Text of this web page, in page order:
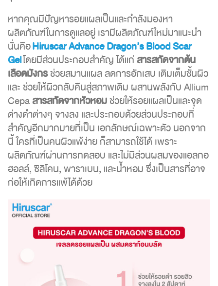
หากคุณมีปัญหารอยแผลเป็นและกำลังมองหา
ผลิตภัณฑ์ในการดูแลอยู่ เรามีผลิตภัณฑ์ใหม่มาแนะนำ
นั่นคือHiruscar Advance Dragon’s Blood Scar
Gelโดยมีส่วนประกอบสำคัญ ได้แก่สารสกัดจากต้น
เลือดมังกรช่วยสมานแผล ลดการอักเสบ เติมเต็มชั้นผิว
และ ช่วยให้ผิวกลับคืนสู่สภาพเดิม ผสานพลังกับ Allium
Cepaสารสกัดจากหัวหอมช่วยให้รอยแผลเป็นและจุด
ด่างดำต่างๆ จางลง และประกอบด้วยส่วนประกอบที่
สำคัญอีกมากมายที่เป็น เอกลักษณ์เฉพาะตัว นอกจาก
นี้ ใครที่เป็นคนผิวแพ้ง่าย ก็สามารถใช้ได้ เพราะ
ผลิตภัณฑ์ผ่านการทดสอบ และไม่มีส่วนผสมของแอลกอ
ฮอลล์, ซิลิโคน, พาราเบน, และน้ำหอม ซึ่งเป็นสารที่อาจ
ก่อให้เกิดการแพ้ได้ด้วย